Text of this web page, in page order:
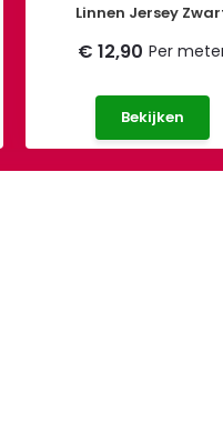
Linnen Jersey
€ 12,90 Per
Bekijken